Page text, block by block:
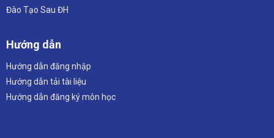
Đào Tạo Sau ĐH
Hướng dẫn
Hướng dẫn đăng nhập
Hướng dẫn tải tài liệu
Hướng dẫn đăng ký môn học